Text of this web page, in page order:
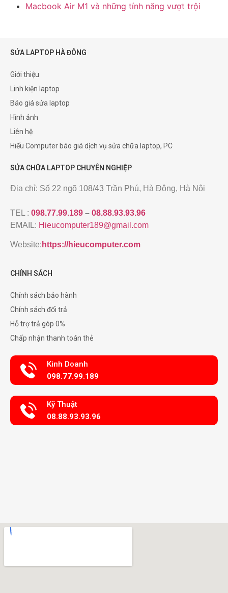
Macbook Air M1 và những tính năng vượt trội
SỬA LAPTOP HÀ ĐÔNG
Giới thiệu
Linh kiện laptop
Báo giá sửa laptop
Hình ảnh
Liên hệ
Hiếu Computer báo giá dịch vụ sửa chữa laptop, PC
SỬA CHỮA LAPTOP CHUYÊN NGHIỆP
Địa chỉ: Số 22 ngõ 108/43 Trần Phú, Hà Đông, Hà Nội
TEL : 098.77.99.189 – 08.88.93.93.96
EMAIL: Hieucomputer189@gmail.com
Website: https://hieucomputer.com
CHÍNH SÁCH
Chính sách bảo hành
Chính sách đổi trả
Hỗ trợ trả góp 0%
Chấp nhận thanh toán thẻ
Kinh Doanh
098.77.99.189
Kỹ Thuật
08.88.93.93.96